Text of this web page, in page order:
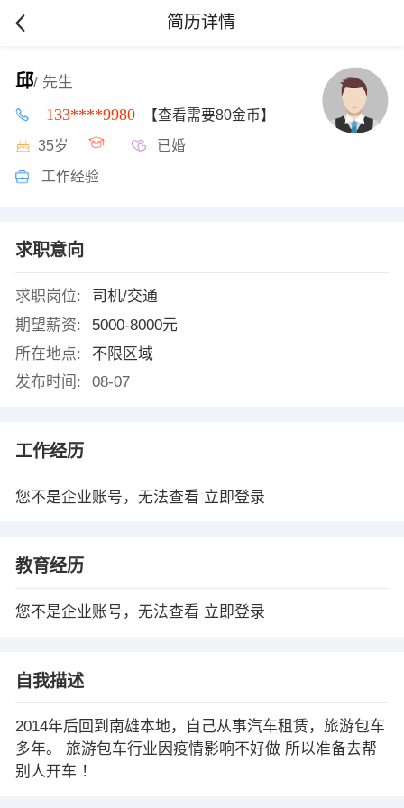
简历详情
邱/ 先生
133****9980 【查看需要80金币】
35岁 已婚
工作经验
求职意向
求职岗位:
司机/交通
期望薪资:
5000-8000元
所在地点:
不限区域
发布时间:
08-07
工作经历
您不是企业账号，无法查看 立即登录
教育经历
您不是企业账号，无法查看 立即登录
自我描述
2014年后回到南雄本地，自己从事汽车租赁，旅游包车
多年。 旅游包车行业因疫情影响不好做 所以准备去帮
别人开车 ！